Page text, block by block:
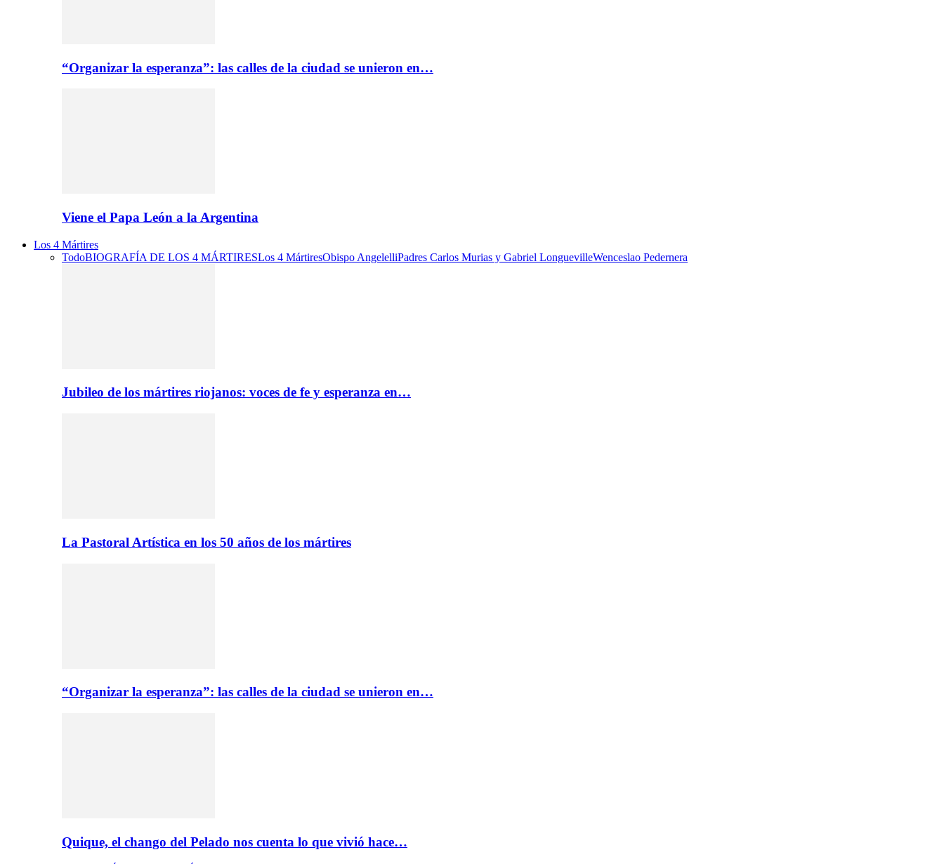
“Organizar la esperanza”: las calles de la ciudad se unieron en…
Viene el Papa León a la Argentina
Los 4 Mártires
TodoBIOGRAFÍA DE LOS 4 MÁRTIRESLos 4 MártiresObispo AngelelliPadres Carlos Murias y Gabriel LonguevilleWenceslao Pedernera
Jubileo de los mártires riojanos: voces de fe y esperanza en…
La Pastoral Artística en los 50 años de los mártires
“Organizar la esperanza”: las calles de la ciudad se unieron en…
Quique, el chango del Pelado nos cuenta lo que vivió hace…